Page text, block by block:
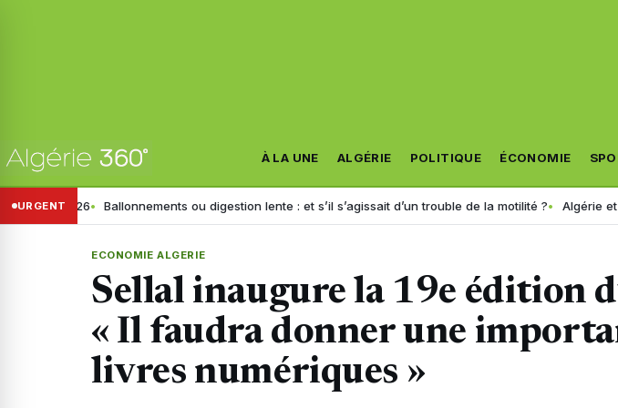
À LA UNE ALGÉRIE POLITIQUE ÉCONOMIE
URGENT
2026 Ballonnements ou digestion lente : et s’il s’agissait d’un trouble de la motilité ? Algérie et États-
ECONOMIE ALGERIE
Sellal inaugure la 19e édition
« Il faudra donner une
livres numériques »